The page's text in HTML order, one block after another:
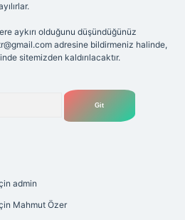
aykırı olduğunu düşündüğünüz
adresine bildirmeniz halinde,
sitemizden kaldırılacaktır.
admin
Mahmut Özer